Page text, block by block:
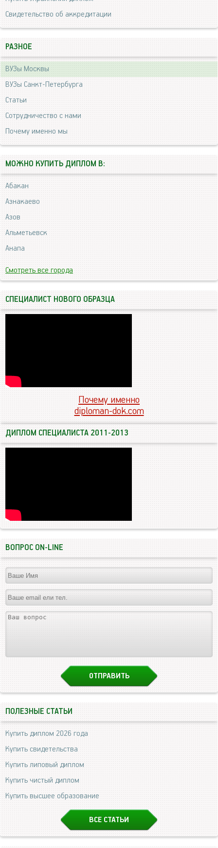
Свидетельство об аккредитации
РАЗНОЕ
ВУЗы Москвы
ВУЗы Санкт-Петербурга
Статьи
Сотрудничество с нами
Почему именно мы
МОЖНО КУПИТЬ ДИПЛОМ В:
Абакан
Азнакаево
Азов
Альметьевск
Анапа
Смотреть все города
СПЕЦИАЛИСТ НОВОГО ОБРАЗЦА
Почему именно
diploman-dok.com
ДИПЛОМ СПЕЦИАЛИСТА 2011-2013
ВОПРОС ON-LINE
ПОЛЕЗНЫЕ СТАТЬИ
Купить диплом 2026 года
Купить свидетельства
Купить липовый диплом
Купить чистый диплом
Купить высшее образование
ВСЕ СТАТЬИ